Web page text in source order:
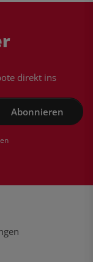
direkt ins
Abonnieren